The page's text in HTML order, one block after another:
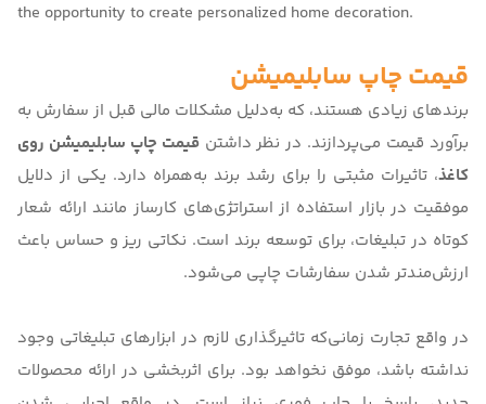
the opportunity to create personalized home decoration.
قیمت چاپ سابلیمیشن
برندهای زیادی هستند، که به‌دلیل مشکلات مالی قبل از سفارش به
برآورد قیمت می‌پردازند. در نظر داشتنقیمت چاپ سابلیمیشن روی
کاغذ، تاثیرات مثبتی را برای رشد برند به‌همراه دارد. یکی از دلایل
موفقیت در بازار استفاده از استراتژی‌های کارساز مانند ارائه شعار
کوتاه در تبلیغات، برای توسعه برند است. نکاتی ریز و حساس باعث
ارزش‌مندتر شدن سفارشات چاپی می‌شود.
در واقع تجارت زمانی‌که تاثیرگذاری لازم در ابزارهای تبلیغاتی وجود
نداشته باشد، موفق نخواهد بود. برای اثربخشی در ارائه محصولات